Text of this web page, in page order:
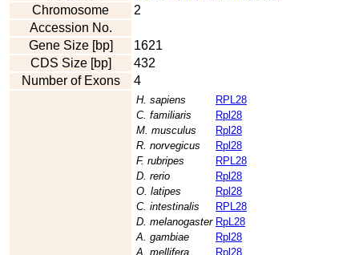
Chromosome
2
Accession No.
Gene Size [bp]
1621
CDS Size [bp]
432
Number of Exons
4
H. sapiens
RPL28
C. familiaris
Rpl28
M. musculus
Rpl28
R. norvegicus
Rpl28
F. rubripes
RPL28
D. rerio
Rpl28
O. latipes
Rpl28
C. intestinalis
RPL28
D. melanogaster RpL28
A. gambiae
Rpl28
A. mellifera
Rpl28